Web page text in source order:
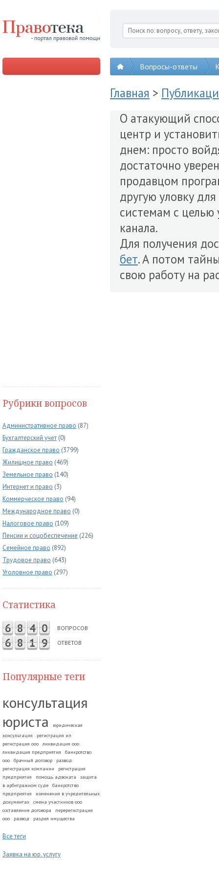
Вопросы-ответы
Рубрики вопросов
Административное право (87)
Бухгалтерский учет (0)
Гражданское право (3799)
Жилищное право (469)
Земельное право (140)
Интернет и право (3)
Коммерческое право (94)
Международное право (0)
Налоговое право (109)
Пенсии и соцобеспечение (226)
Семейное право (892)
Трудовое право (643)
Уголовное право (297)
Статистика
6 8 4 0 ВОПРОСОВ
6 8 1 9 ОТВЕТОВ
Популярные теги
консультация
юриста
юридическая
консультация
регистрация ип
регистрация ооо
ликвидация ооо
ликвидация предприятия
банкротство
ооо
брачный договор
развод.
регистрация компании
регистрация
предприятия
помощь адвоката
защита
в арбитражном суде
банкротство
предприятия
изменения в учредительных
документах
смена участников ооо
составление договора
перерегистрация
ооо
развод раздел имущества
Все теги
Заявка на юр. услугу
Главная >
О атакующий
центр и
днем: просто
достаточно
продавцом
другую уловку
системам с целью
канала.
Для получения
бет. А потом
свою работу на